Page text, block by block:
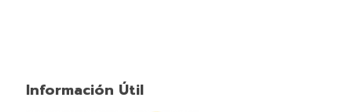
Información Útil